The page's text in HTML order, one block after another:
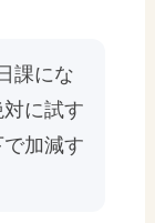
課にな
に試す
加減す